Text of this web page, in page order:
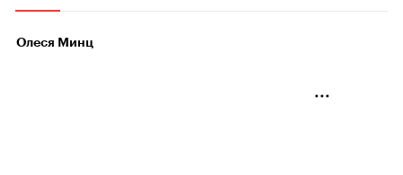
Олеся Минц